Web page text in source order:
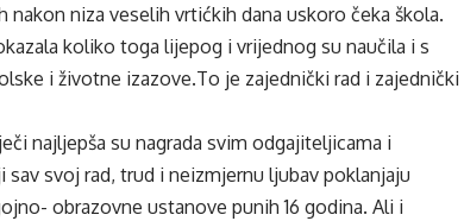
niza veselih vrtićkih dana uskoro čeka škola.
koliko toga lijepog i vrijednog su naučila i s
i životne izazove.To je zajednički rad i zajednički
najljepša su nagrada svim odgajiteljicama i
svoj rad, trud i neizmjernu ljubav poklanjaju
obrazovne ustanove punih 16 godina. Ali i